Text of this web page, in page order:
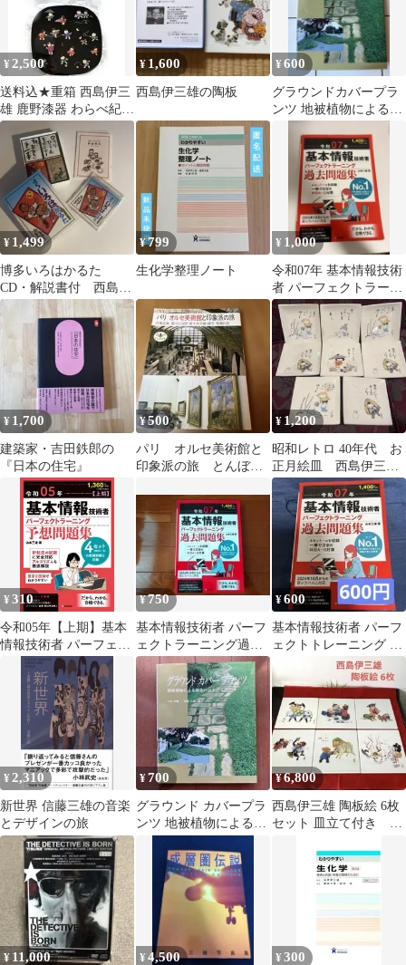
¥ 2,500
送料込★重箱 西島伊三
雄 鹿野漆器 わらべ紀行
オードブル重
¥ 1,600
西島伊三雄の陶板
¥600
グラウンドカバープラ
ンツ 地被植物による緑
¥ 1,499
博多いろはかるた
CD・解説書付 西島伊
三雄画
¥799
生化学整理ノート
¥ 1,000
令和07年 基本情報技術
者 パーフェクトラーニ
ング過去問題集
¥ 1,700
建築家・吉田鉄郎の
『日本の住宅』
¥500
パリ オルセ美術館と
印象派の旅 とんぼの
治郎 熊瀬川紀
¥ 1,200
昭和レトロ 40年代 お
正月絵皿 西島伊三
雄 にし崎画 わらべ
¥310
令和05年【上期】基本
情報技術者 パーフェク
トラーニング予想問題
集 山本 三雄
¥750
基本情報技術者 パーフ
ェクトラーニング過去
問題集 令和07年
¥600
基本情報技術者 パーフ
ェクトトレーニング 過
¥2,310
新世界 信藤三雄の音楽
とデザインの旅
¥700
グラウンド カバープラ
ンツ 地被植物による緑
¥6,800
西島伊三雄 陶板絵 6枚
セット 皿立て付き 干
¥ 11,000 ¥4,500 ¥300